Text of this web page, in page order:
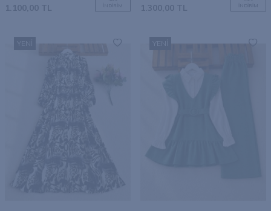
1.100,00 TL
İNDIRIM
1.300,00 TL
İNDIRIM
YENI YENI